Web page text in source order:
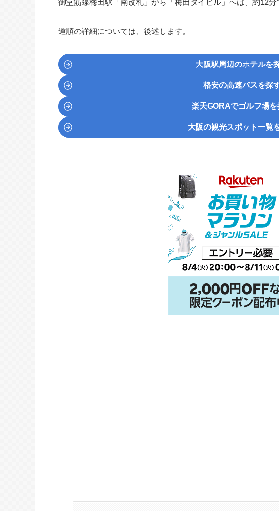
御堂筋線梅田駅「南改札」から「梅田ダイビル」へは、約12分
道順の詳細については、後述します。
大阪駅周辺のホテルを
格安の高速バスを探
楽天GORAでゴルフ場を
大阪の観光スポット一覧